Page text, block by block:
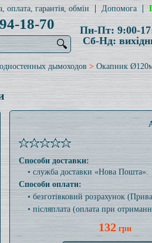
оплата, гарантія, обмін Допомога
18-70
🔍
Пн-Пт: 9:00-
Сб-Нд:
дымоходов> Окапник
Способи доставки:
• служба доставки «Нова Пошта».
Способи оплати:
• безготівковий розрахунок
• післяплата (оплата при
132грн